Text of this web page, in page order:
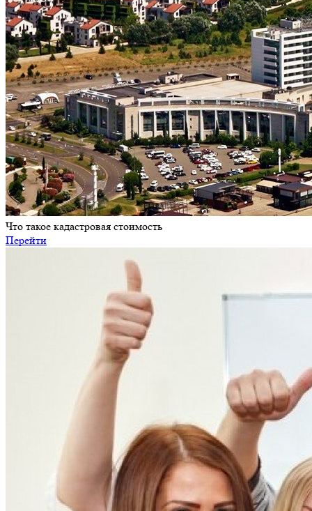
Что такое кадастровая стоимость
Перейти